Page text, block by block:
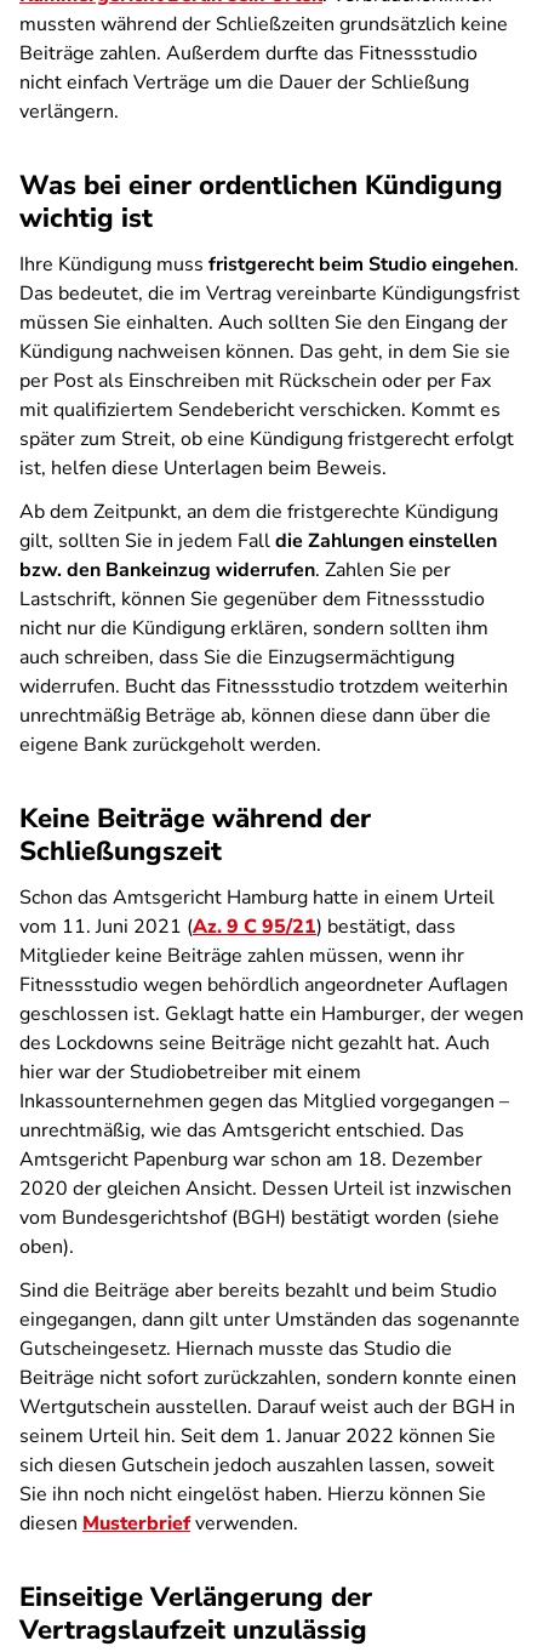
mussten während der Schließzeiten grundsätzlich keine
Beiträge zahlen. Außerdem durfte das Fitnessstudio
nicht einfach Verträge um die Dauer der Schließung
verlängern.
Was bei einer ordentlichen Kündigung
wichtig ist
Ihre Kündigung muss fristgerecht beim Studio eingehen.
Das bedeutet, die im Vertrag vereinbarte Kündigungsfrist
müssen Sie einhalten. Auch sollten Sie den Eingang der
Kündigung nachweisen können. Das geht, in dem Sie sie
per Post als Einschreiben mit Rückschein oder per Fax
mit qualifiziertem Sendebericht verschicken. Kommt es
später zum Streit, ob eine Kündigung fristgerecht erfolgt
ist, helfen diese Unterlagen beim Beweis.
Ab dem Zeitpunkt, an dem die fristgerechte Kündigung
gilt, sollten Sie in jedem Falldie Zahlungen einstellen
bzw. den Bankeinzug widerrufen. Zahlen Sie per
Lastschrift, können Sie gegenüber dem Fitnessstudio
nicht nur die Kündigung erklären, sondern sollten ihm
auch schreiben, dass Sie die Einzugsermächtigung
widerrufen. Bucht das Fitnessstudio trotzdem weiterhin
unrechtmäßig Beträge ab, können diese dann über die
eigene Bank zurückgeholt werden.
Keine Beiträge während der
Schließungszeit
Schon das Amtsgericht Hamburg hatte in einem Urteil
vom 11. Juni 2021 (Az. 9 C 95/21) bestätigt, dass
Mitglieder keine Beiträge zahlen müssen, wenn ihr
Fitnessstudio wegen behördlich angeordneter Auflagen
geschlossen ist. Geklagt hatte ein Hamburger, der wegen
des Lockdowns seine Beiträge nicht gezahlt hat. Auch
hier war der Studiobetreiber mit einem
Inkassounternehmen gegen das Mitglied vorgegangen –
unrechtmäßig, wie das Amtsgericht entschied. Das
Amtsgericht Papenburg war schon am 18. Dezember
2020 der gleichen Ansicht. Dessen Urteil ist inzwischen
vom Bundesgerichtshof (BGH) bestätigt worden (siehe
oben).
Sind die Beiträge aber bereits bezahlt und beim Studio
eingegangen, dann gilt unter Umständen das sogenannte
Gutscheingesetz. Hiernach musste das Studio die
Beiträge nicht sofort zurückzahlen, sondern konnte einen
Wertgutschein ausstellen. Darauf weist auch der BGH in
seinem Urteil hin. Seit dem 1. Januar 2022 können Sie
sich diesen Gutschein jedoch auszahlen lassen, soweit
Sie ihn noch nicht eingelöst haben. Hierzu können Sie
diesen Musterbriefverwenden.
Einseitige Verlängerung der
Vertragslaufzeit unzulässig